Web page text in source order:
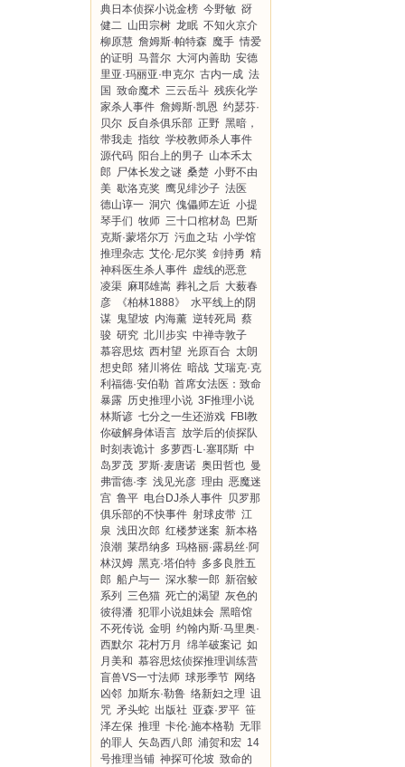
典日本侦探小说金榜 今野敏 谺
健二 山田宗树 龙眠 不知火京介
柳原慧 詹姆斯·帕特森 魔手 情爱
的证明 马普尔 大河内善助 安德
里亚·玛丽亚·申克尔 古内一成 法
国 致命魔术 三云岳斗 残疾化学
家杀人事件 詹姆斯·凯恩 约瑟芬·
贝尔 反自杀俱乐部 正野 黑暗，
带我走 指纹 学校教师杀人事件
源代码 阳台上的男子 山本禾太
郎 尸体长发之谜 桑楚 小野不由
美 歇洛克奖 鹰见绯沙子 法医
德山谆一 洞穴 傀儡师左近 小提
琴手们 牧师 三十口棺材岛
巴斯
克斯·蒙塔尔万 污血之玷 小学馆
推理杂志 艾伦·尼尔奖 剑持勇 精
神科医生杀人事件 虚线的恶意
凌渠 麻耶雄嵩 葬礼之后 大薮春
彦
《柏林1888》
水平线上的阴
谋 鬼望坡 内海薰 逆转死局 蔡
骏 研究 北川步实 中禅寺敦子
慕容思炫 西村望 光原百合 太朗
想史郎 猪川将佐 暗战 艾瑞克·克
利福德·安伯勒 首席女法医：致命
暴露 历史推理小说 3F推理小说
林斯谚 七分之一生还游戏 FBI教
你破解身体语言 放学后的侦探队
时刻表诡计 多萝西·L·塞耶斯 中
岛罗茂 罗斯·麦唐诺 奥田哲也 曼
弗雷德·李 浅见光彦 理由 恶魔迷
宫 鲁平 电台DJ杀人事件 贝罗那
俱乐部的不快事件 射球皮带 江
泉 浅田次郎 红楼梦迷案 新本格
浪潮 莱昂纳多 玛格丽·露易丝·阿
林汉姆 黑克·塔伯特 多多良胜五
郎 船户与一 深水黎一郎 新宿鲛
系列
三色猫 死亡的渴望 灰色的
彼得潘 犯罪小说姐妹会 黑暗馆
不死传说 金明 约翰内斯·马里奥·
西默尔 花村万月 绵羊破案记 如
月美和 慕容思炫侦探推理训练营
盲兽VS一寸法师 球形季节 网络
凶邻 加斯东·勒鲁 络新妇之理 诅
咒 矛头蛇 出版社 亚森·罗平 笹
泽左保 推理 卡伦·施本格勒 无罪
的罪人
矢岛西八郎 浦贺和宏 14
号推理当铺 神探可伦坡 致命的